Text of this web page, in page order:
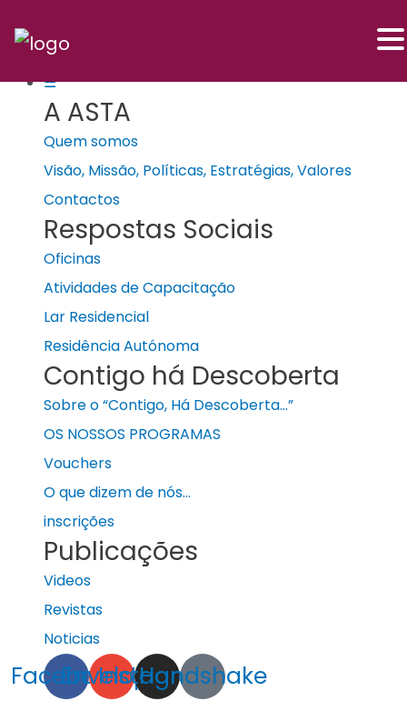
to
content
☰
A ASTA
Quem somos
Visão, Missão, Políticas, Estratégias, Valores
Contactos
Respostas Sociais
Oficinas
Atividades de Capacitação
Lar Residencial
Residência Autónoma
Contigo há Descoberta
Sobre o “Contigo, Há Descoberta…”
OS NOSSOS PROGRAMAS
Vouchers
O que dizem de nós…
inscrições
Publicações
Videos
Revistas
Noticias
Facebook
Envelope
Instagram
Handshake
Post
navigation